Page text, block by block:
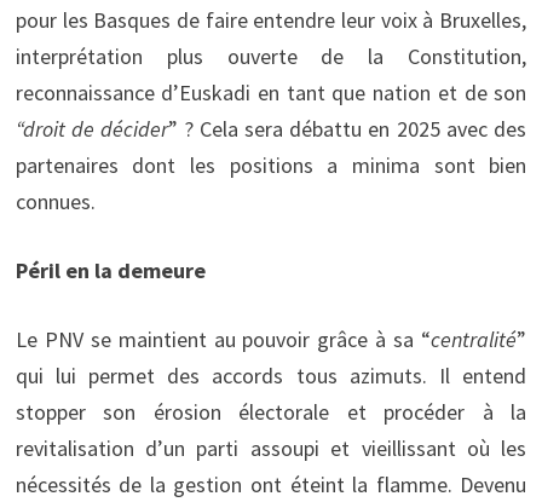
pour les Basques de faire entendre leur voix à Bruxelles,
interprétation plus ouverte de la Constitution,
reconnaissance d’Euskadi en tant que nation et de son
“droit de décider” ? Cela sera débattu en 2025 avec des
partenaires dont les positions a minima sont bien
connues.
Péril en la demeure
Le PNV se maintient au pouvoir grâce à sa “centralité”
qui lui permet des accords tous azimuts. Il entend
stopper son érosion électorale et procéder à la
revitalisation d’un parti assoupi et vieillissant où les
nécessités de la gestion ont éteint la flamme. Devenu